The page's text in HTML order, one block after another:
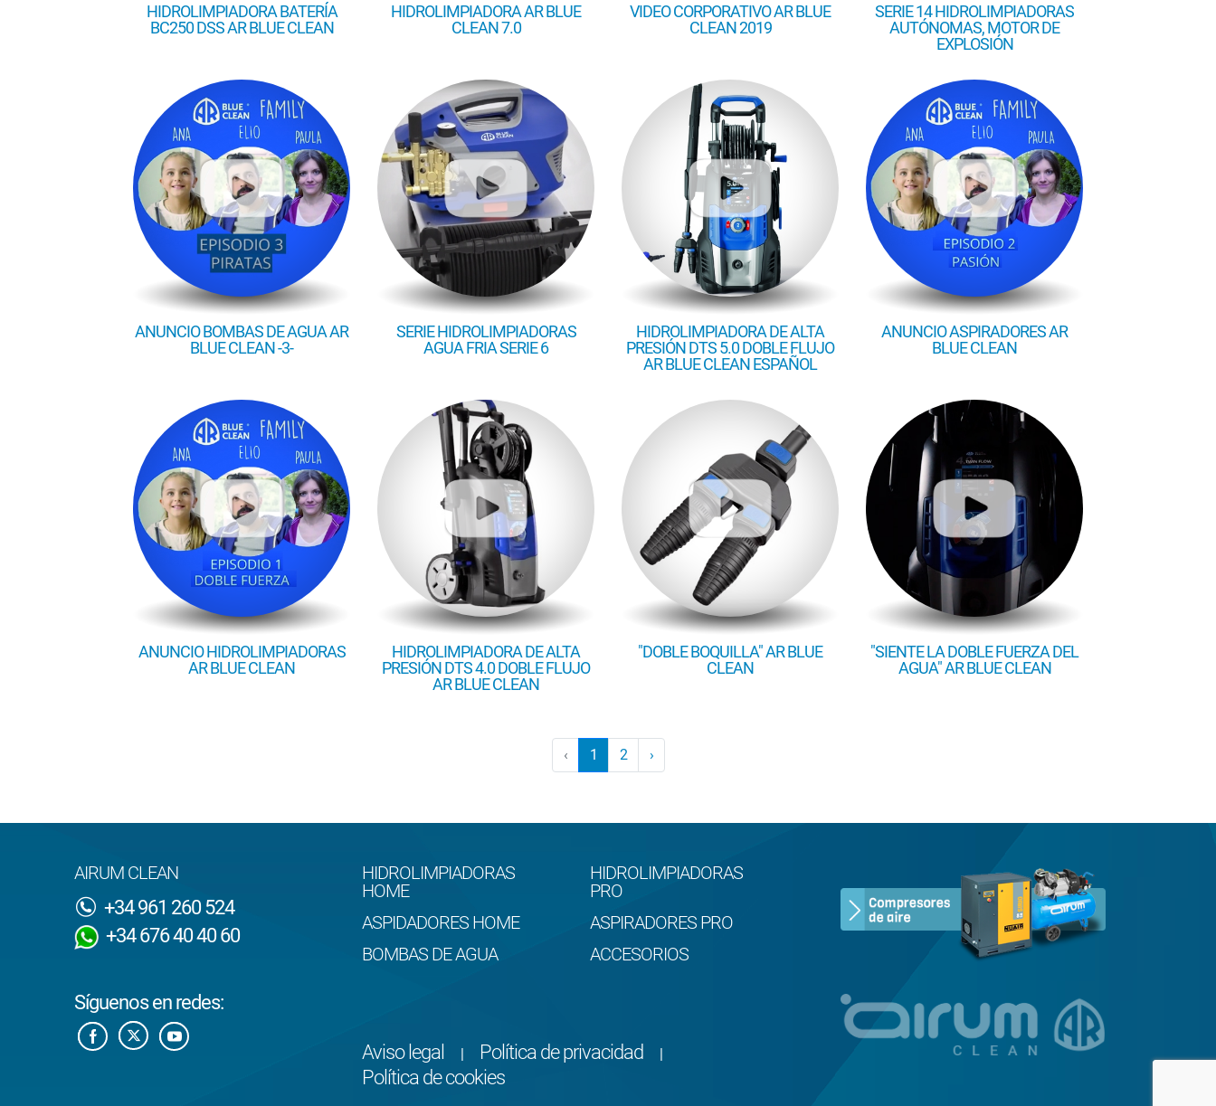
HIDROLIMPIADORA BATERÍA
BC250 DSS AR BLUE CLEAN
HIDROLIMPIADORA AR BLUE
CLEAN 7.0
VIDEO CORPORATIVO AR BLUE
CLEAN 2019
SERIE 14 HIDROLIMPIADORAS
AUTÓNOMAS, MOTOR DE
EXPLOSIÓN
ANUNCIO BOMBAS DE AGUA AR
BLUE CLEAN -3-
SERIE HIDROLIMPIADORAS
AGUA FRIA SERIE 6
HIDROLIMPIADORA DE ALTA
PRESIÓN DTS 5.0 DOBLE FLUJO
AR BLUE CLEAN ESPAÑOL
ANUNCIO ASPIRADORES AR
BLUE CLEAN
ANUNCIO HIDROLIMPIADORAS
AR BLUE CLEAN
HIDROLIMPIADORA DE ALTA
PRESIÓN DTS 4.0 DOBLE FLUJO
AR BLUE CLEAN
"DOBLE BOQUILLA" AR BLUE
CLEAN
"SIENTE LA DOBLE FUERZA DEL
AGUA" AR BLUE CLEAN
‹ 1 2 ›
AIRUM CLEAN
+34 961 260 524
+34 676 40 40 60
Síguenos en redes:
HIDROLIMPIADORAS
HOME
HIDROLIMPIADORAS
PRO
ASPIDADORES HOME
ASPIRADORES PRO
BOMBAS DE AGUA
ACCESORIOS
Aviso legal | Política de privacidad |
Política de cookies